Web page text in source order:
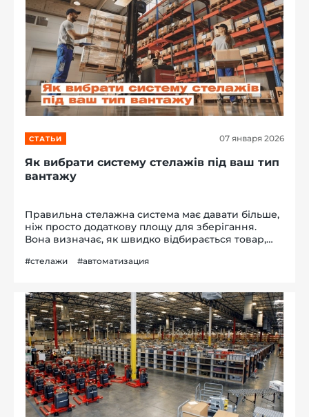
СТАТЬИ 07 января 2026
Як вибрати систему стелажів під ваш тип
вантажу
Правильна стелажна система має давати більше,
ніж просто додаткову площу для зберігання.
Вона визначає, як швидко відбирається товар,
витримує конструкція вагу вашого вантажу. У
#стелажи #автоматизация